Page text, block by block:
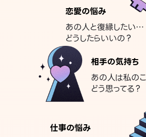
恋愛の悩み
あの人と復縁したい…
どうしたらいいの？
相手の気持ち
あの人は私の
どう思ってる？
仕事の悩み